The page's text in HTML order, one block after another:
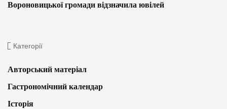
Вороновицької громади відзначила ювілей
Категорії
Авторський матеріал
Гастрономічний календар
Історія